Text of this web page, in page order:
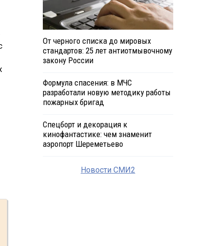
От черного списка до мировых
стандартов: 25 лет антиотмывочному
закону России
Формула спасения: в МЧС
разработали новую методику работы
пожарных бригад
Спецборт и декорация к
кинофантастике: чем знаменит
аэропорт Шереметьево
Новости СМИ2